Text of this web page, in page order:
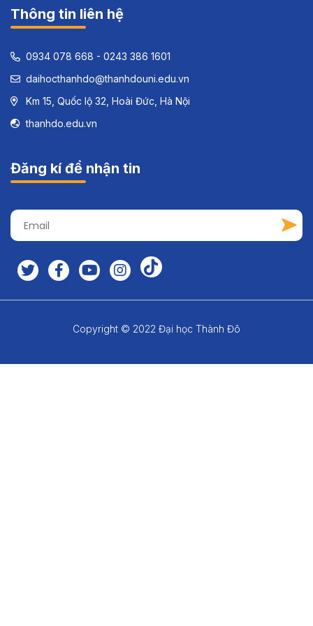
Thông tin liên hệ
0934 078 668 - 0243 386 1601
daihocthanhdo@thanhdouni.edu.vn
Km 15, Quốc lộ 32, Hoài Đức, Hà Nội
thanhdo.edu.vn
Đăng kí để nhận tin
Copyright © 2022 Đại học Thành Đô